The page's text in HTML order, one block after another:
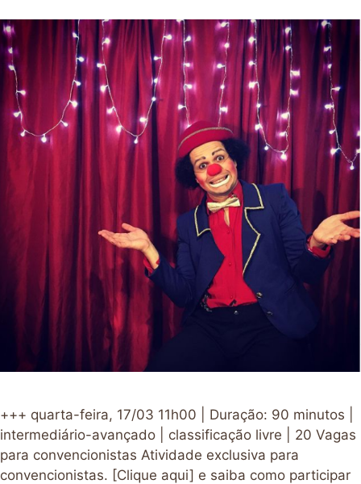
+++ quarta-feira, 17/03 11h00 | Duração: 90 minutos |
intermediário-avançado | classificação livre | 20 Vagas
para convencionistas Atividade exclusiva para
convencionistas. [Clique aqui] e saiba como participar